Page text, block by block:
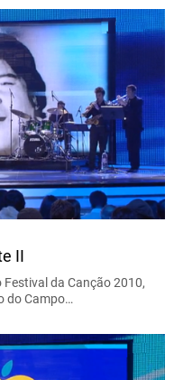
II
da Canção 2010,
do Campo…